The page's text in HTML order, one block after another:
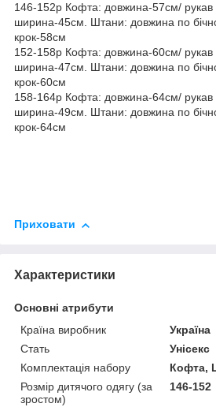
146-152р Кофта: довжина-57см/
ширина-45см. Штани: довжина по
крок-58см
152-158р Кофта: довжина-60см/
ширина-47см. Штани: довжина по
крок-60см
158-164р Кофта: довжина-64см/
ширина-49см. Штани: довжина по
крок-64см
Приховати
Характеристики
Основні атрибути
Країна виробник
Україна
Стать
Унісекс
Комплектація набору
Кофта,
Розмір дитячого одягу (за
зростом)
146-152